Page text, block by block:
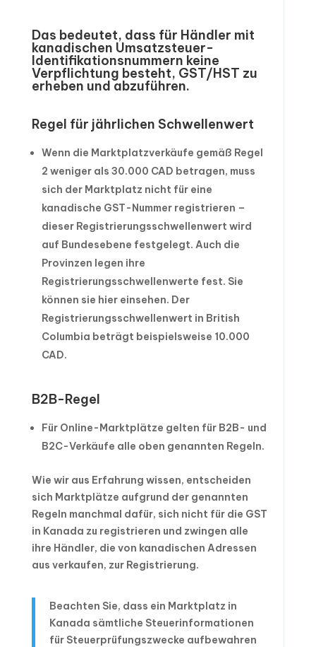
Das bedeutet, dass für Händler mit
kanadischen Umsatzsteuer-
Identifikationsnummern keine
Verpflichtung besteht, GST/HST zu
erheben und abzuführen.
Regel für jährlichen Schwellenwert
Wenn die Marktplatzverkäufe gemäß Regel
2 weniger als 30.000 CAD betragen, muss
sich der Marktplatz nicht für eine
kanadische GST-Nummer registrieren –
dieser Registrierungsschwellenwert wird
auf Bundesebene festgelegt. Auch die
Provinzen legen ihre
Registrierungsschwellenwerte fest. Sie
können sie hier einsehen. Der
Registrierungsschwellenwert in British
Columbia beträgt beispielsweise 10.000
CAD.
B2B-Regel
Für Online-Marktplätze gelten für B2B- und
B2C-Verkäufe alle oben genannten Regeln.
Wie wir aus Erfahrung wissen, entscheiden
sich Marktplätze aufgrund der genannten
Regeln manchmal dafür, sich nicht für die GST
in Kanada zu registrieren und zwingen alle
ihre Händler, die von kanadischen Adressen
aus verkaufen, zur Registrierung.
Beachten Sie, dass ein Marktplatz in
Kanada sämtliche Steuerinformationen
für Steuerprüfungszwecke aufbewahren